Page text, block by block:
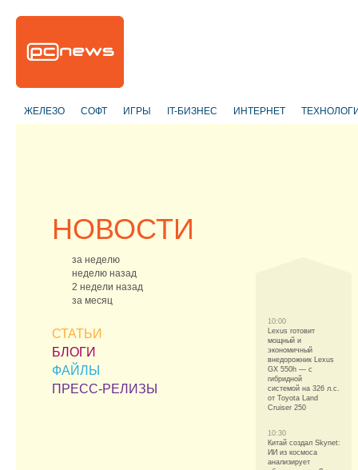
ЖЕЛЕЗО СОФТ ИГРЫ IT-БИЗНЕС ИНТЕРНЕТ
НОВОСТИ
за неделю
неделю назад
2 недели назад
за месяц
СТАТЬИ
БЛОГИ
ФАЙЛЫ
ПРЕСС-РЕЛИЗЫ
10:00
Lexus готовит
мощный и
экономичный
внедорожник Lexus
GX 550h — с
гибридной
системой на 326 л.с.
от Toyota Land
Cruiser 250
10:30
Китай создал Skynet:
ИИ из космоса
анализирует